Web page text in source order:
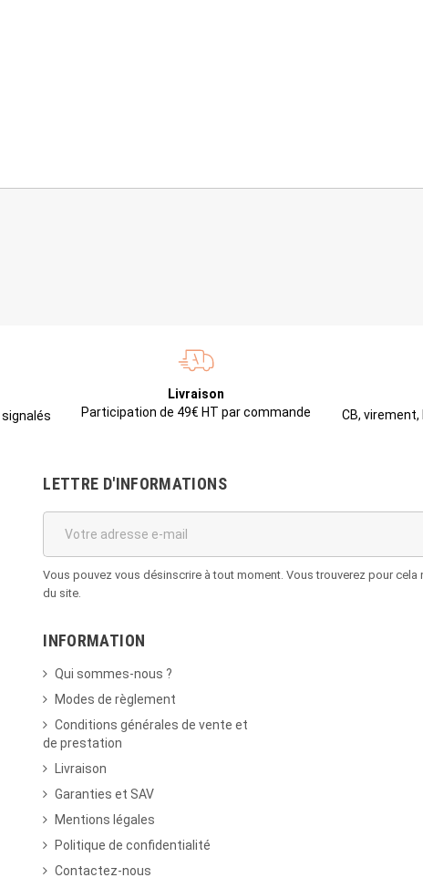
Livraison
Participation de 49€ HT par commande
CB,
LETTRE D'INFORMATIONS
Vous pouvez vous désinscrire à tout moment. Vous trouverez pour
du site.
INFORMATION
Qui sommes-nous ?
Modes de règlement
Conditions générales de vente et
de prestation
Livraison
Garanties et SAV
Mentions légales
Politique de confidentialité
Contactez-nous